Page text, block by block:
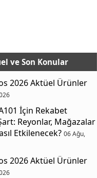
ve Son Konular
2026 Aktüel Ürünler
İçin Rekabet
Reyonlar, Mağazalar
Etkilenecek? 06 Ağu,
2026 Aktüel Ürünler